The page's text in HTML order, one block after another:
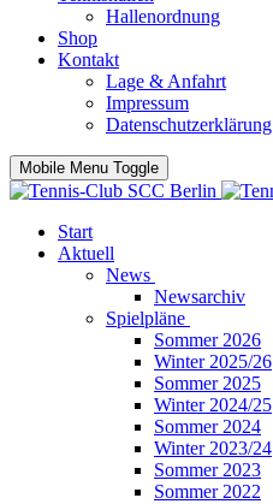
Hallenordnung
Shop
Kontakt
Lage & Anfahrt
Impressum
Datenschutzerklärung
Mobile Menu Toggle
Start
Aktuell
News
Newsarchiv
Spielpläne
Sommer 2026
Winter 2025/26
Sommer 2025
Winter 2024/25
Sommer 2024
Winter 2023/24
Sommer 2023
Sommer 2022